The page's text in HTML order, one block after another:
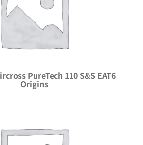
PureTech 110 S&S EAT6
Origins